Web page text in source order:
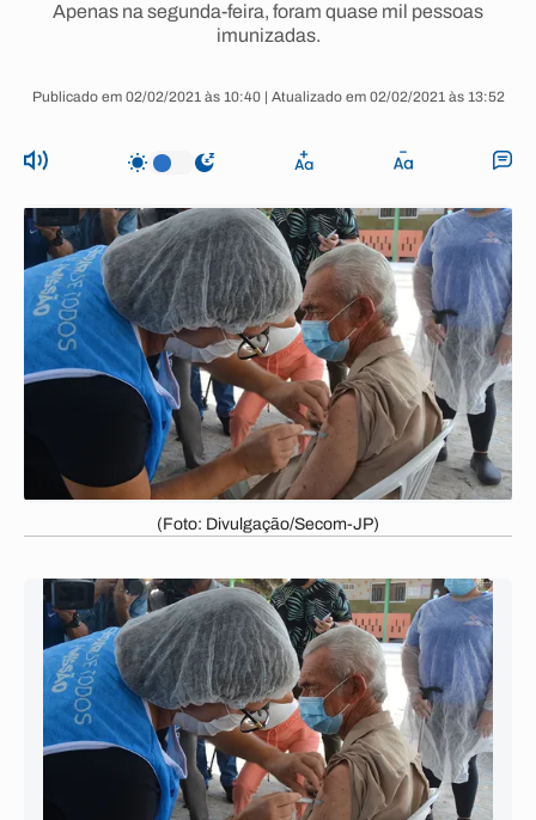
Apenas na segunda-feira, foram quase mil pessoas
imunizadas.
Publicado em 02/02/2021 às 10:40 | Atualizado em 02/02/2021 às 13:52
(Foto: Divulgação/Secom-JP)